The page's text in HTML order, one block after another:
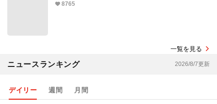
8765
一覧を見る
ニュースランキング 2026/8/7更新
デイリー 週間 月間